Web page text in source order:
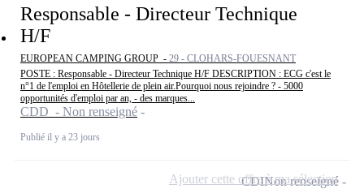
Responsable - Directeur Technique
H/F
EUROPEAN CAMPING GROUP - 29 - CLOHARS-FOUESNANT
POSTE : Responsable - Directeur Technique H/F DESCRIPTION : ECG c'est le
n°1 de l'emploi en Hôtellerie de plein air.Pourquoi nous rejoindre ? - 5000
opportunités d'emploi par an, - des marques...
CDD - Non renseigné
Publié il y a 23 jours
CDINon renseigné
Ajouter cette offre à ma sélection